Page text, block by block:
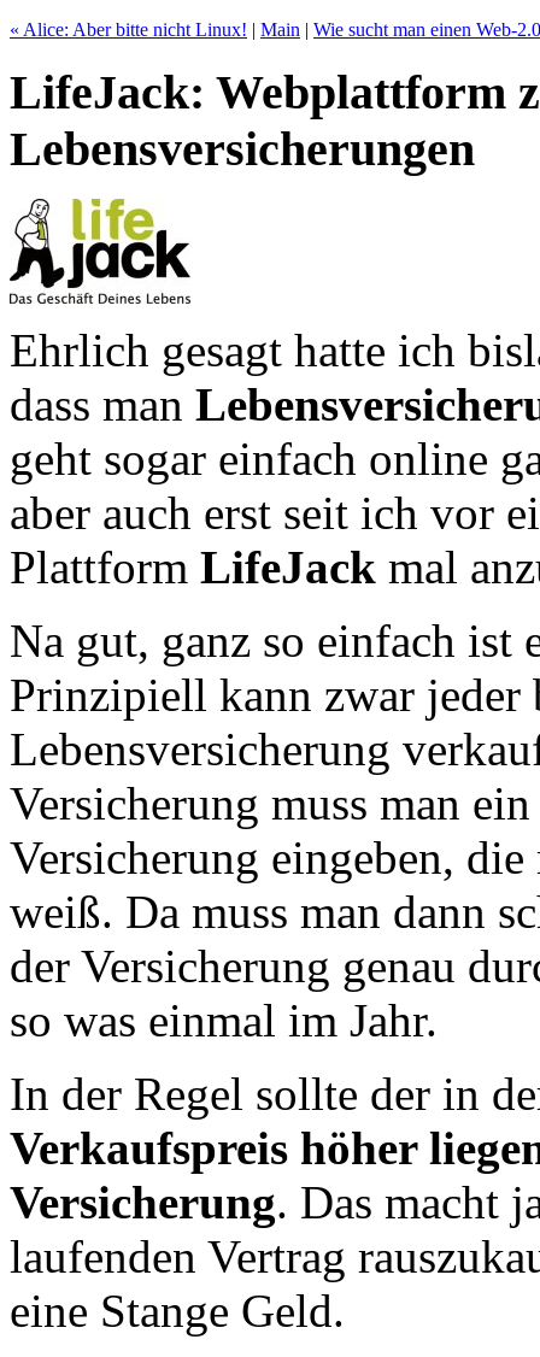
« Alice: Aber bitte nicht Linux! | Main | Wie sucht man einen Web-
LifeJack: Webplattform
Lebensversicherungen
Ehrlich gesagt hatte ich
dass man
geht sogar einfach online
aber auch erst seit ich vor
Plattform LifeJack mal
Na gut, ganz so einfach ist
Prinzipiell kann zwar
Lebensversicherung
Versicherung muss man
Versicherung eingeben,
weiß. Da muss man dann
der Versicherung genau
so was einmal im Jahr.
In der Regel sollte der in
Verkaufspreis höher
Versicherung. Das macht
laufenden Vertrag
eine Stange Geld.